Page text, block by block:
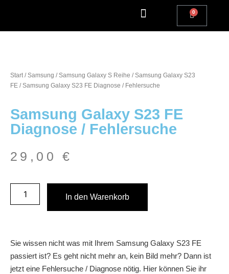
Start/Samsung /Samsung Galaxy S Reihe /Samsung Galaxy S23
FE / Samsung Galaxy S23 FE Diagnose / Fehlersuche
Samsung Galaxy S23 FE
Diagnose / Fehlersuche
29,00€
In den Warenkorb
Sie wissen nicht was mit Ihrem Samsung Galaxy S23 FE
passiert ist? Es geht nicht mehr an, kein Bild mehr? Dann ist
jetzt eine Fehlersuche / Diagnose nötig. Hier können Sie ihr